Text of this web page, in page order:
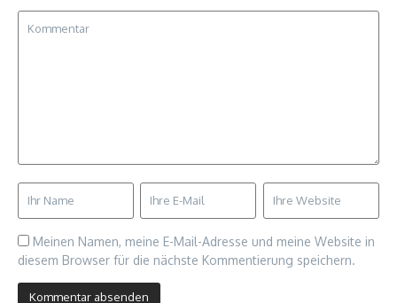
Meinen Namen, meine E-Mail-Adresse und meine Website in
diesem Browser für die nächste Kommentierung speichern.